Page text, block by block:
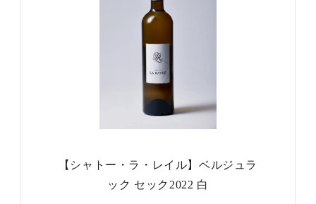
【シャトー・ラ・レイル】ベルジュラ
ック セック2022 白